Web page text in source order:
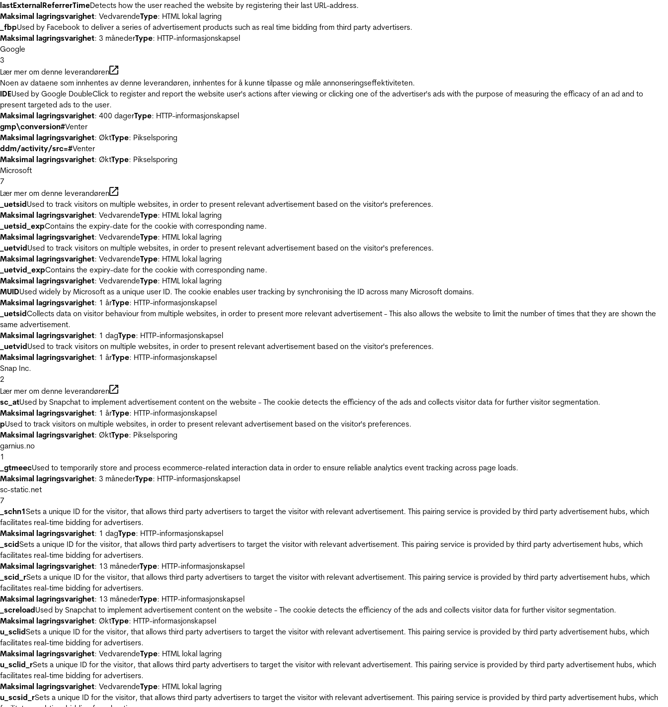
lastExternalReferrerTimeDetects how the user reached the website by registering their last URL-address.
Maksimal lagringsvarighet: VedvarendeType: HTML lokal lagring
_fbpUsed by Facebook to deliver a series of advertisement products such as real time bidding from third party advertisers.
Maksimal lagringsvarighet: 3 månederType: HTTP-informasjonskapsel
Google
3
Lær mer om denne leverandøren
Noen av dataene som innhentes av denne leverandøren, innhentes for å kunne tilpasse og måle annonseringseffektiviteten.
IDEUsed by Google DoubleClick to register and report the website user's actions after viewing or clicking one of the advertiser's ads with the purpose of measuring the efficacy of an ad and to
present targeted ads to the user.
Maksimal lagringsvarighet: 400 dagerType: HTTP-informasjonskapsel
gmp\conversion#Venter
Maksimal lagringsvarighet: ØktType: Pikselsporing
ddm/activity/src=#Venter
Maksimal lagringsvarighet: ØktType: Pikselsporing
Microsoft
7
Lær mer om denne leverandøren
_uetsidUsed to track visitors on multiple websites, in order to present relevant advertisement based on the visitor's preferences.
Maksimal lagringsvarighet: VedvarendeType: HTML lokal lagring
_uetsid_expContains the expiry-date for the cookie with corresponding name.
Maksimal lagringsvarighet: VedvarendeType: HTML lokal lagring
_uetvidUsed to track visitors on multiple websites, in order to present relevant advertisement based on the visitor's preferences.
Maksimal lagringsvarighet: VedvarendeType: HTML lokal lagring
_uetvid_expContains the expiry-date for the cookie with corresponding name.
Maksimal lagringsvarighet: VedvarendeType: HTML lokal lagring
MUIDUsed widely by Microsoft as a unique user ID. The cookie enables user tracking by synchronising the ID across many Microsoft domains.
Maksimal lagringsvarighet: 1 årType: HTTP-informasjonskapsel
_uetsidCollects data on visitor behaviour from multiple websites, in order to present more relevant advertisement - This also allows the website to limit the number of times that they are shown the
same advertisement.
Maksimal lagringsvarighet: 1 dagType: HTTP-informasjonskapsel
_uetvidUsed to track visitors on multiple websites, in order to present relevant advertisement based on the visitor's preferences.
Maksimal lagringsvarighet: 1 årType: HTTP-informasjonskapsel
Snap Inc.
2
Lær mer om denne leverandøren
sc_atUsed by Snapchat to implement advertisement content on the website - The cookie detects the efficiency of the ads and collects visitor data for further visitor segmentation.
Maksimal lagringsvarighet: 1 årType: HTTP-informasjonskapsel
pUsed to track visitors on multiple websites, in order to present relevant advertisement based on the visitor's preferences.
Maksimal lagringsvarighet: ØktType: Pikselsporing
garnius.no
1
_gtmeecUsed to temporarily store and process ecommerce-related interaction data in order to ensure reliable analytics event tracking across page loads.
Maksimal lagringsvarighet: 3 månederType: HTTP-informasjonskapsel
sc-static.net
7
_schn1Sets a unique ID for the visitor, that allows third party advertisers to target the visitor with relevant advertisement. This pairing service is provided by third party advertisement hubs, which
facilitates real-time bidding for advertisers.
Maksimal lagringsvarighet: 1 dagType: HTTP-informasjonskapsel
_scidSets a unique ID for the visitor, that allows third party advertisers to target the visitor with relevant advertisement. This pairing service is provided by third party advertisement hubs, which
facilitates real-time bidding for advertisers.
Maksimal lagringsvarighet: 13 månederType: HTTP-informasjonskapsel
_scid_rSets a unique ID for the visitor, that allows third party advertisers to target the visitor with relevant advertisement. This pairing service is provided by third party advertisement hubs, which
facilitates real-time bidding for advertisers.
Maksimal lagringsvarighet: 13 månederType: HTTP-informasjonskapsel
_screloadUsed by Snapchat to implement advertisement content on the website - The cookie detects the efficiency of the ads and collects visitor data for further visitor segmentation.
Maksimal lagringsvarighet: ØktType: HTTP-informasjonskapsel
u_sclidSets a unique ID for the visitor, that allows third party advertisers to target the visitor with relevant advertisement. This pairing service is provided by third party advertisement hubs, which
facilitates real-time bidding for advertisers.
Maksimal lagringsvarighet: VedvarendeType: HTML lokal lagring
u_sclid_rSets a unique ID for the visitor, that allows third party advertisers to target the visitor with relevant advertisement. This pairing service is provided by third party advertisement hubs, which
facilitates real-time bidding for advertisers.
Maksimal lagringsvarighet: VedvarendeType: HTML lokal lagring
u_scsid_rSets a unique ID for the visitor, that allows third party advertisers to target the visitor with relevant advertisement. This pairing service is provided by third party advertisement hubs, which